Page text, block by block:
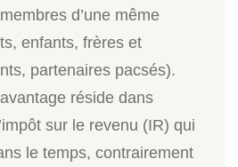
d’une même
enfants, frères et
partenaires pacsés).
réside dans
sur le revenu (IR) qui
le temps, contrairement